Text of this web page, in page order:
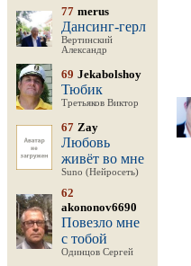
77 merus
Дансинг-герл
Вертинский
Александр
69 Jekabolshoy
Тюбик
Третьяков Виктор
67 Zay
Любовь
живёт во мне
Suno (Нейросеть)
62
akononov6690
Повезло мне
с тобой
Одинцов Сергей